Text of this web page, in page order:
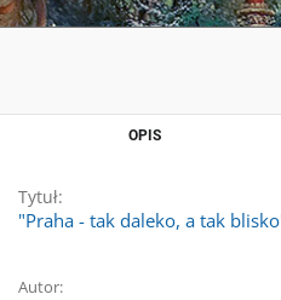
OPIS
Tytuł:
"Praha - tak daleko, a tak
Autor: